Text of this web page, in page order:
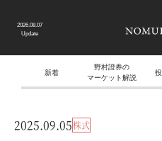
2026.08.07
Update
新着
野村證券の
マーケット解説
2025.09.05株式